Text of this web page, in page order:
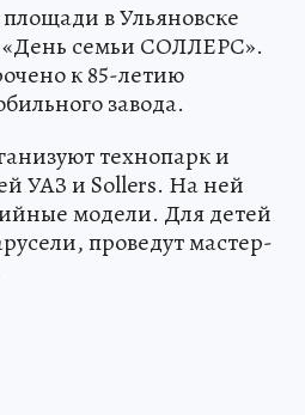
в Ульяновске
«День семьи СОЛЛЕРС».
к 85-летию
завода.
технопарк и
УАЗ и Sollers. На ней
модели. Для детей
проведут мастер-